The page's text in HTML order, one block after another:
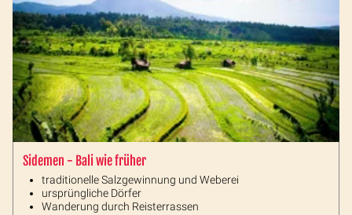
Sidemen - Bali wie früher
traditionelle Salzgewinnung und Weberei
ursprüngliche Dörfer
Wanderung durch Reisterrassen